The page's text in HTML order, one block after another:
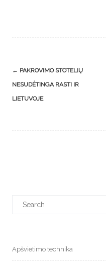
Post
navigation
← PAKROVIMO STOTELIŲ
NESUDĖTINGA RASTI IR
LIETUVOJE
Apšvietimo technika